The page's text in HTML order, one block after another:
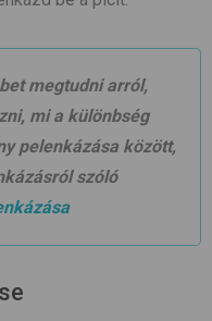
megtudni arról,
mi a különbség
pelenkázása között,
szóló